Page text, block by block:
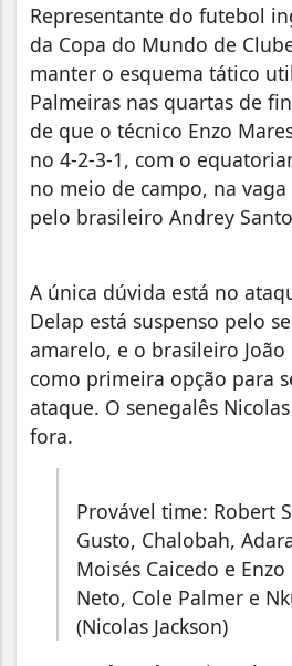
Representante do futebol
da Copa do Mundo de
manter o esquema tático
Palmeiras nas quartas de
de que o técnico Enzo
no 4-2-3-1, com o
no meio de campo, na
pelo brasileiro Andrey
A única dúvida está no
Delap está suspenso pelo
amarelo, e o brasileiro João
como primeira opção para
ataque. O senegalês
fora.
Provável time: Robert
Gusto, Chalobah,
Moisés Caicedo e
Neto, Cole Palmer e
(Nicolas Jackson)